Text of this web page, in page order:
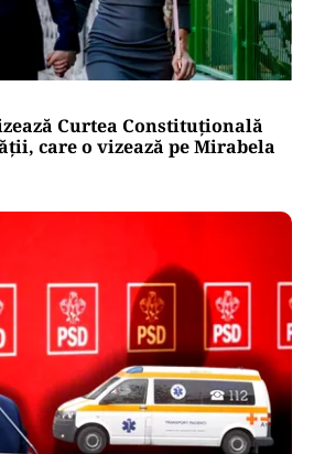
Curtea Constituțională
care o vizează pe Mirabela